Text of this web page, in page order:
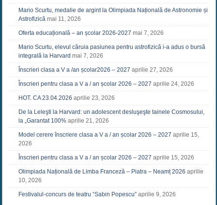
Mario Scurtu, medalie de argint la Olimpiada Națională de Astronomie și
Astrofizică mai 11, 2026
Oferta educațională – an școlar 2026-2027 mai 7, 2026
Mario Scurtu, elevul căruia pasiunea pentru astrofizică i-a adus o bursă
integrală la Harvard mai 7, 2026
Înscrieri clasa a V a /an școlar2026 – 2027 aprilie 27, 2026
Înscrieri pentru clasa a V a / an școlar 2026 – 2027 aprilie 24, 2026
HOT. CA 23.04.2026 aprilie 23, 2026
De la Leleşti la Harvard: un adolescent desluşeşte tainele Cosmosului,
la „Garantat 100% aprilie 21, 2026
Model cerere înscriere clasa a V a / an școlar 2026 – 2027 aprilie 15,
2026
Înscrieri pentru clasa a V a / an școlar 2026 – 2027 aprilie 15, 2026
Olimpiada Națională de Limba Franceză – Piatra – Neamț 2026 aprilie
10, 2026
Festivalul-concurs de teatru “Sabin Popescu” aprilie 9, 2026